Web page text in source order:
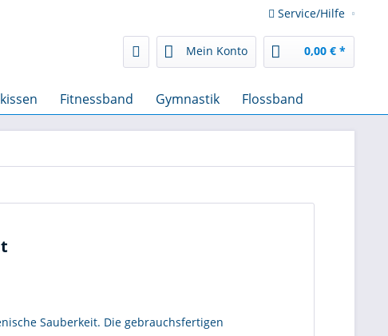
Service/Hilfe
Mein Konto 0,00 € *
Fitnessband Gymnastik Flossband
Sauberkeit. Die gebrauchsfertigen